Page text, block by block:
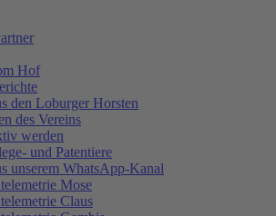
Hof
den Loburger Horsten
des Vereins
werden
und Patentiere
unserem WhatsApp-Kanal
Mose
Claus